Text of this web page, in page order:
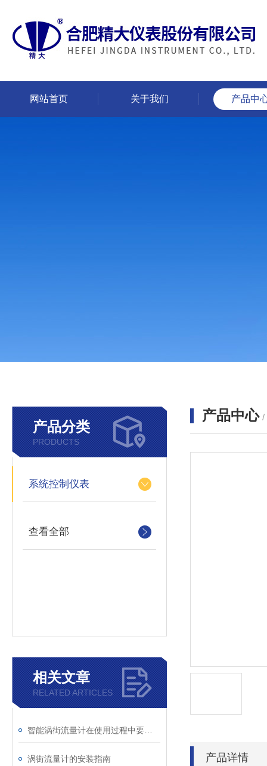
网站首页 关于我们 产品中
产品分类
PRODUCTS
系统控制仪表
查看全部
相关文章
RELATED ARTICLES
涡街流量计的安装指南
产品中心 /
产品详情